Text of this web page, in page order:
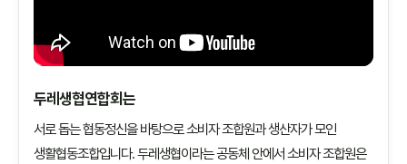
두레생협연합회는
서로 돕는 협동정신을 바탕으로 소비자 조합원과 생산자가 모인
생활협동조합입니다. 두레생협이라는 공동체 안에서 소비자 조합원은